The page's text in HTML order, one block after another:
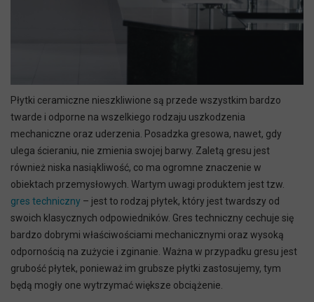
Płytki ceramiczne nieszkliwione są przede wszystkim bardzo
twarde i odporne na wszelkiego rodzaju uszkodzenia
mechaniczne oraz uderzenia. Posadzka gresowa, nawet, gdy
ulega ścieraniu, nie zmienia swojej barwy. Zaletą gresu jest
również niska nasiąkliwość, co ma ogromne znaczenie w
obiektach przemysłowych. Wartym uwagi produktem jest tzw.
gres techniczny – jest to rodzaj płytek, który jest twardszy od
swoich klasycznych odpowiedników. Gres techniczny cechuje się
bardzo dobrymi właściwościami mechanicznymi oraz wysoką
odpornością na zużycie i zginanie. Ważna w przypadku gresu jest
grubość płytek, ponieważ im grubsze płytki zastosujemy, tym
będą mogły one wytrzymać większe obciążenie.